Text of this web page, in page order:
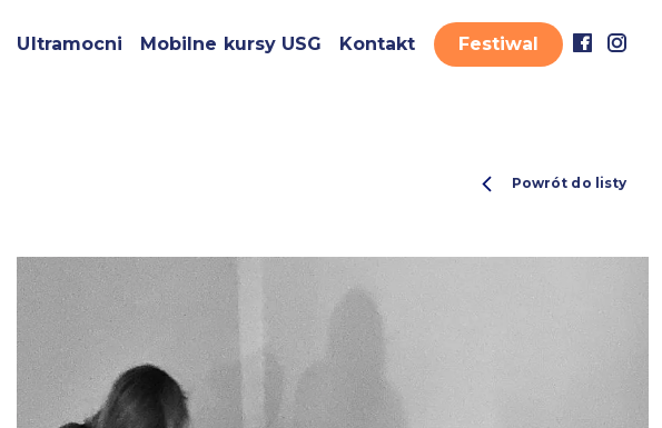
Ultramocni Mobilne kursy USG Kontakt Festiwal
Powrót do listy